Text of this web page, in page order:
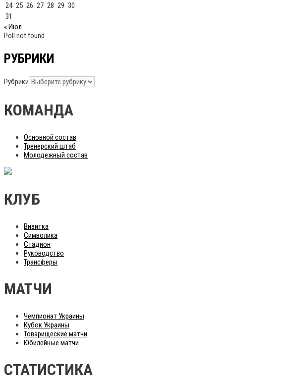
24 25 26 27 28 29 30
31
« Июл
Poll not found
РУБРИКИ
Рубрики
КОМАНДА
Основной состав
Тренерский штаб
Молодежный состав
КЛУБ
Визитка
Символика
Стадион
Руководство
Трансферы
МАТЧИ
Чемпионат Украины
Кубок Украины
Товарищеские матчи
Юбилейные матчи
СТАТИСТИКА